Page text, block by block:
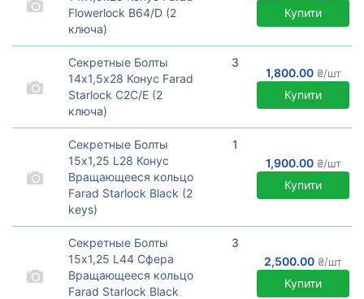
отверстий
Flowerlock B64/D (2
ключа)
Секретные болты Farad
серия Flowerlock c
вращающимся кольцом.
Производство Италия. В
комплекте 2 ключа.
Купити
Секретные Болты
14х1,5х28 Конус Farad
Starlock C2C/E (2
ключа)
Секретные болты Cфера
премиум Farad серия
Starlock c вращающимся
кольцом. Производство
Италия.
3
1,800.00₴/шт
Купити
Секретные Болты
15х1,25 L28 Конус
Вращающееся кольцо
Farad Starlock Black (2
keys)
Секретные болты 15х1,25
Конус премиум Farad
серия Starlock c
вращающимся кольцом.
Производство Италия.
1
1,900.00₴/шт
Купити
Секретные Болты
15х1,25 L44 Сфера
Вращающееся кольцо
Farad Starlock Black
3
2,500.00 ₴/шт
Купити